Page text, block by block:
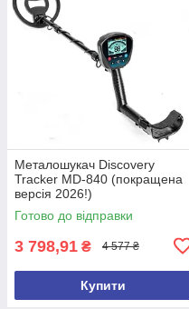
Металошукач Discovery
Tracker MD-840 (покращена
версія 2026!)
Готово до відправки
3 798,91 ₴ 4 577 ₴
Купити